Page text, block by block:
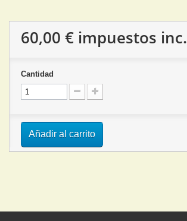
60,00 € impuestos inc.
Cantidad
Añadir al carrito